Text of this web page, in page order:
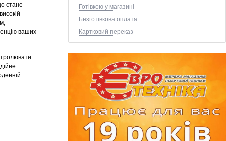
Готівкою у магазині
Безготівкова оплата
Картковий переказ
стане
ваших